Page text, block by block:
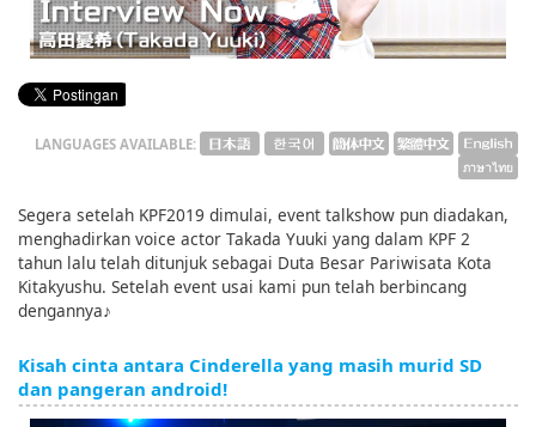
Bahasa Indonesia
LANGUAGES AVAILABLE:
Segera setelah KPF2019 dimulai, event talkshow pun diadakan,
menghadirkan voice actor Takada Yuuki yang dalam KPF 2
tahun lalu telah ditunjuk sebagai Duta Besar Pariwisata Kota
Kitakyushu. Setelah event usai kami pun telah berbincang
dengannya♪
Kisah cinta antara Cinderella yang masih murid SD
dan pangeran android!